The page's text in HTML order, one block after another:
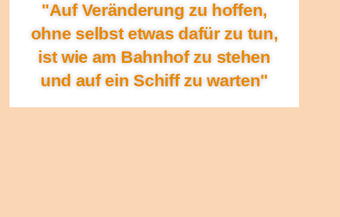
"Auf Veränderung zu hoffen,
ohne selbst etwas dafür zu tun,
ist wie am Bahnhof zu stehen
und auf ein Schiff zu warten"